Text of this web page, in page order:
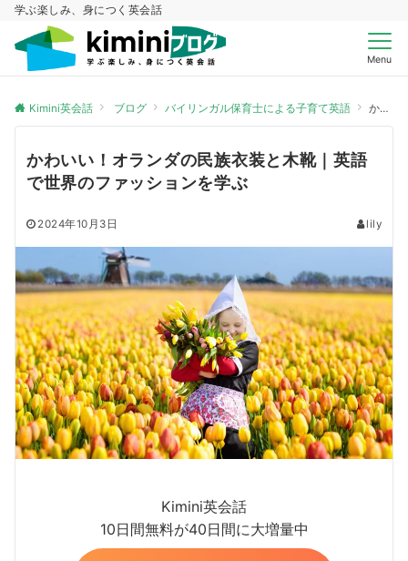
学ぶ楽しみ、身につく英会話
Menu
Kimini英会話 ブログ バイリンガル保育士による子育て英語 かわいい！オランダの民族衣装と木靴｜英語で世界のファッションを学ぶ
かわいい！オランダの民族衣装と木靴｜英語
で世界のファッションを学ぶ
2024年10月3日 lily
Kimini英会話
10日間無料が40日間に大増量中